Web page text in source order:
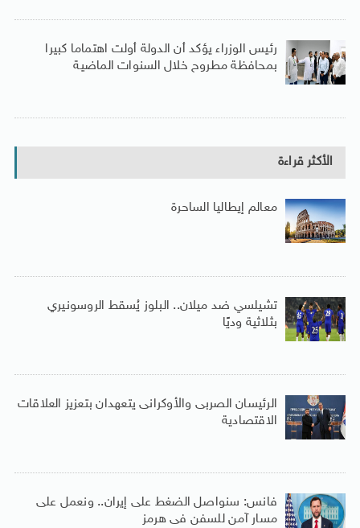
رئيس الوزراء يؤكد أن الدولة أولت اهتماما كبيرا
بمحافظة مطروح خلال السنوات الماضية
الأكثر قراءة
معالم إيطاليا الساحرة
تشيلسي ضد ميلان.. البلوز يُسقط الروسونيري
بثلاثية وديًا
الرئيسان الصربى والأوكرانى يتعهدان بتعزيز العلاقات
الاقتصادية
فانس: سنواصل الضغط على إيران.. ونعمل على
مسار آمن للسفن فى هرمز